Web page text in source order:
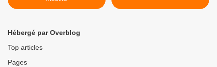
Hébergé par Overblog
Top articles
Pages